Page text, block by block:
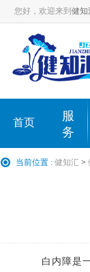
您好，欢迎来到 健知
首页
服
务
当前位置 : 健知汇 >
白内障是一